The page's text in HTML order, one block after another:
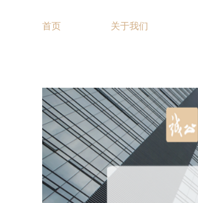
首页 关于我们